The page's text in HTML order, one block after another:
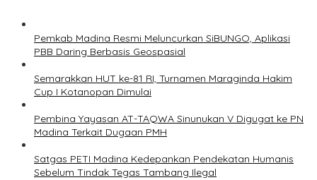
Pemkab Madina Resmi Meluncurkan SiBUNGO, Aplikasi
PBB Daring Berbasis Geospasial
Semarakkan HUT ke-81 RI, Turnamen Maraginda Hakim
Cup I Kotanopan Dimulai
Pembina Yayasan AT-TAQWA Sinunukan V Digugat ke PN
Madina Terkait Dugaan PMH
Satgas PETI Madina Kedepankan Pendekatan Humanis
Sebelum Tindak Tegas Tambang Ilegal